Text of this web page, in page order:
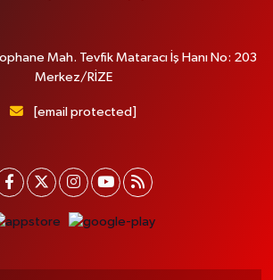
Mah. Tevfik Mataracı İş Hanı No: 203
Merkez/RİZE
[email protected]